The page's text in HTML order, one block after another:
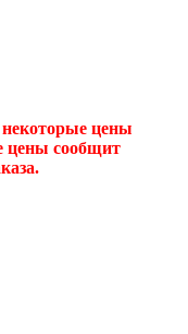
некоторые цены
цены сообщит